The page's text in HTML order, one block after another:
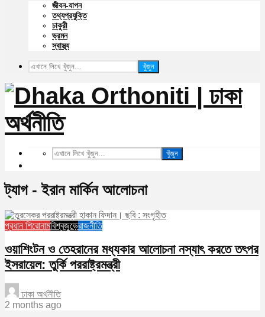
জীবন-যাপন
তথ্যপ্রযুক্তি
চাকুরী
ভ্রমন
স্বাস্থ্য
খুঁজুন
খুঁজুন
ট্যাগ - ইরান মার্কিন আলোচনা
প্রধান শিরোনামবিশ্বজুড়েরাজনীতি
ওয়াশিংটন ও তেহরানের মধ্যকার আলোচনা নস্যাৎ করতে তৎপর
ইসরায়েল: তুর্কি পররাষ্ট্রমন্ত্রী
ঢাকা অর্থনীতি
2 months ago